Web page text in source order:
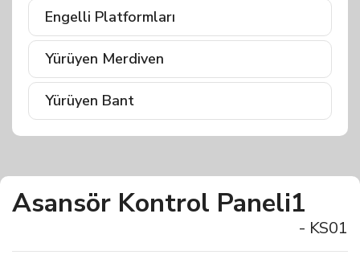
Engelli Platformları
Yürüyen Merdiven
Yürüyen Bant
Asansör Kontrol Paneli1
- KS01